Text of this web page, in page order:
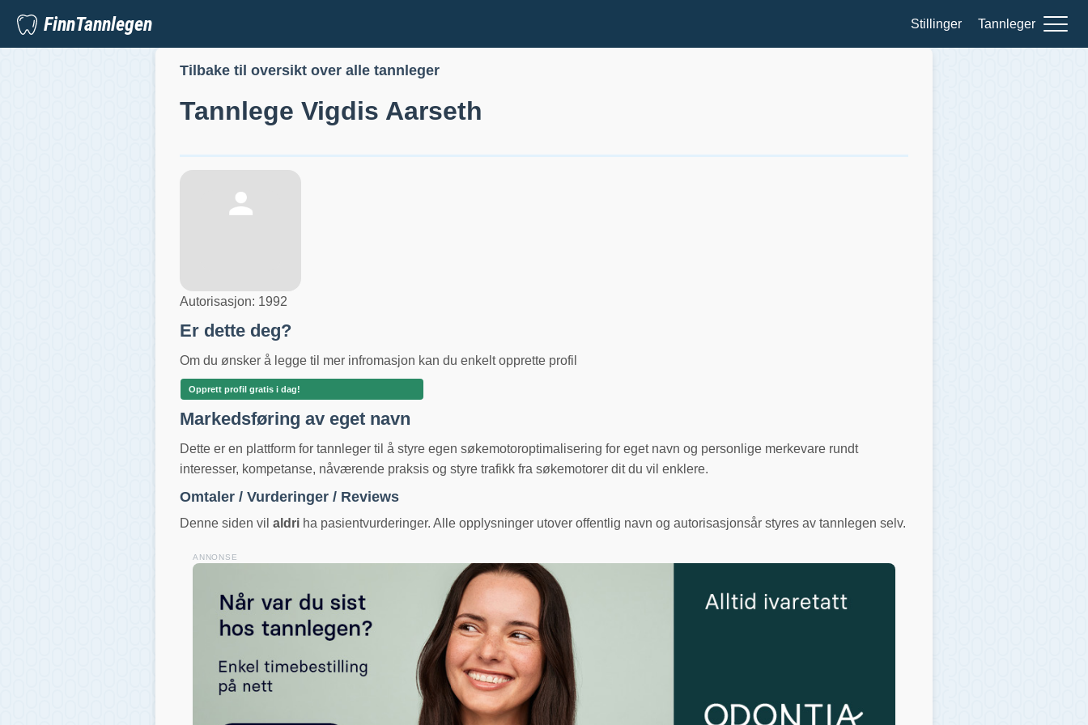
FinnTannlegen Stillinger Tannleger
Tilbake til oversikt over alle tannleger
Tannlege Vigdis Aarseth
Autorisasjon: 1992
Er dette deg?
Om du ønsker å legge til mer infromasjon kan du enkelt opprette profil
Opprett profil gratis i dag!
Markedsføring av eget navn
Dette er en plattform for tannleger til å styre egen søkemotoroptimalisering for eget navn og personlige merkevare rundt
interesser, kompetanse, nåværende praksis og styre trafikk fra søkemotorer dit du vil enklere.
Omtaler / Vurderinger / Reviews
Denne siden vil aldri ha pasientvurderinger. Alle opplysninger utover offentlig navn og autorisasjonsår styres av tannlegen selv.
ANNONSE